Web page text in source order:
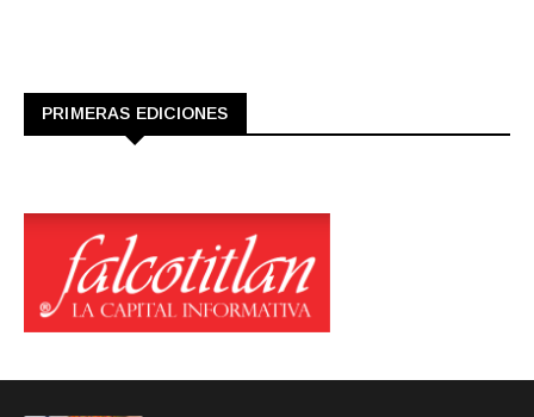
PRIMERAS EDICIONES